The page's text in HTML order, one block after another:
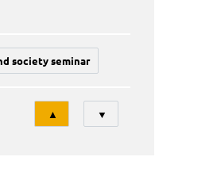
society seminar
Tri
▲ ▼